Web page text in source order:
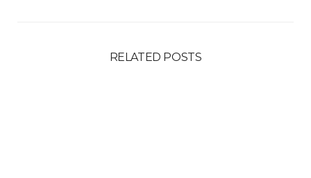
RELATED POSTS